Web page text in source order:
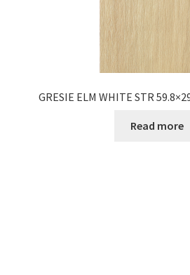
GRESIE ELM WHITE STR
Read more